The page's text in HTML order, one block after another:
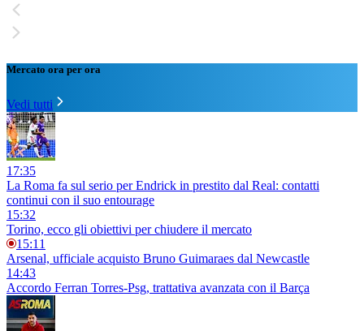
Mercato ora per ora
Vedi tutti
17:35
La Roma fa sul serio per Endrick in prestito dal Real: contatti
continui con il suo entourage
15:32
Torino, ecco gli obiettivi per chiudere il mercato
15:11
Arsenal, ufficiale acquisto Bruno Guimaraes dal Newcastle
14:43
Accordo Ferran Torres-Psg, trattativa avanzata con il Barça